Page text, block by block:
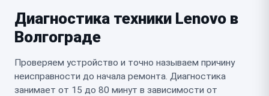
Диагностика техники Lenovo в
Волгограде
Проверяем устройство и точно называем причину
неисправности до начала ремонта. Диагностика
занимает от 15 до 80 минут в зависимости от